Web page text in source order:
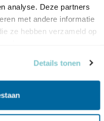
analyse. Deze partners
met andere informatie
ze hebben verzameld op
Details tonen